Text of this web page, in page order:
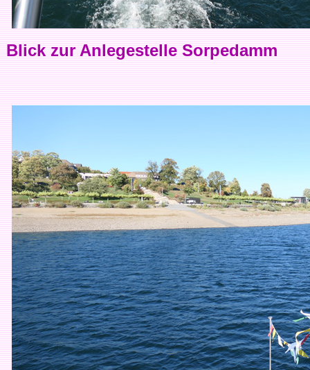
Blick zur Anlegestelle Sorpedamm